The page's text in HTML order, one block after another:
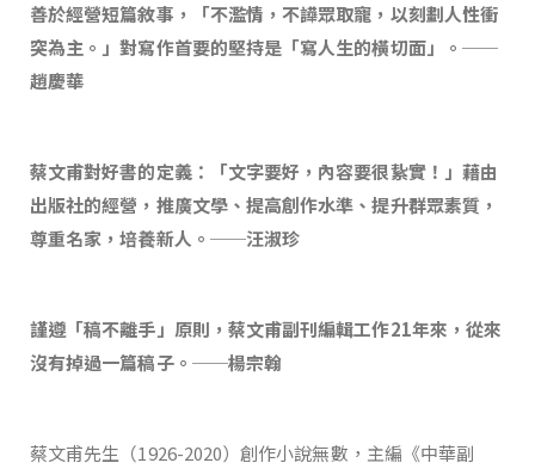
善於經營短篇敘事，「不濫情，不譁眾取寵，以刻劃人性衝
突為主。」對寫作首要的堅持是「寫人生的橫切面」。──
趙慶華
蔡文甫對好書的定義：「文字要好，內容要很紥實！」藉由
出版社的經營，推廣文學、提高創作水準、提升群眾素質，
尊重名家，培養新人。──汪淑珍
謹遵「稿不離手」原則，蔡文甫副刊編輯工作21年來，從來
沒有掉過一篇稿子。──楊宗翰
蔡文甫先生（1926-2020）創作小說無數，主編《中華副